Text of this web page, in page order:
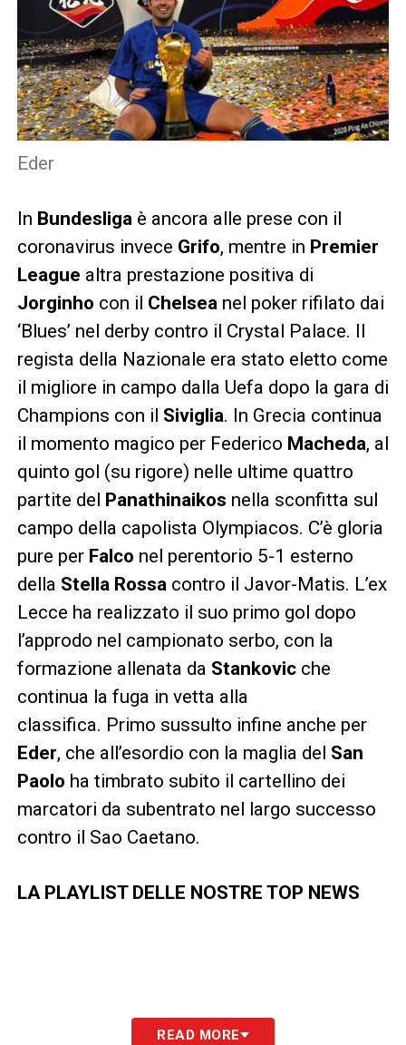
Eder
In Bundesligaè ancora alle prese con il
coronavirus invece Grifo, mentre in Premier
League altra prestazione positiva di
Jorginho con il Chelseanel poker rifilato dai
‘Blues’ nel derby contro il Crystal Palace. Il
regista della Nazionale era stato eletto come
il migliore in campo dalla Uefa dopo la gara di
Champions con il Siviglia. In Grecia continua
il momento magico per Federico Macheda, al
quinto gol (su rigore) nelle ultime quattro
partite del Panathinaikos nella sconfitta sul
campo della capolista Olympiacos. C’è gloria
pure per Falco nel perentorio 5-1 esterno
della Stella Rossacontro il Javor-Matis. L’ex
Lecce ha realizzato il suo primo gol dopo
l’approdo nel campionato serbo, con la
formazione allenata da Stankovicche
continua la fuga in vetta alla
classifica. Primo sussulto infine anche per
Eder, che all’esordio con la maglia del San
Paolo ha timbrato subito il cartellino dei
marcatori da subentrato nel largo successo
contro il Sao Caetano.
LA PLAYLIST DELLE NOSTRE TOP NEWS
READ MORE